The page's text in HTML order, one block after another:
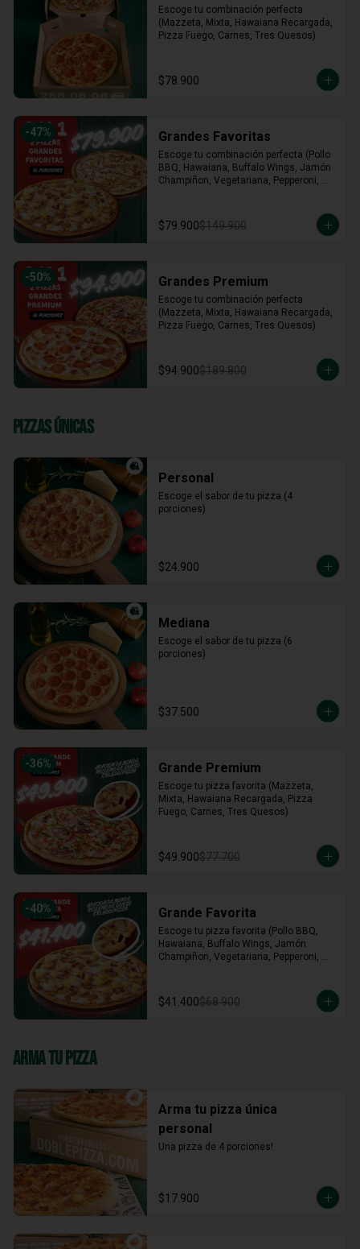
Escoge tu combinación perfecta
(Mazzeta, Mixta, Hawaiana Recargada,
Pizza Fuego, Carnes, Tres Quesos)
$78.900
-47% Grandes Favoritas
Escoge tu combinación perfecta (Pollo
BBQ, Hawaiana, Buffalo Wings, Jamón
Champiñon, Vegetariana, Pepperoni,
$79.900$149.900
-50% Grandes Premium
Escoge tu combinación perfecta
(Mazzeta, Mixta, Hawaiana Recargada,
Pizza Fuego, Carnes, Tres Quesos)
$94.900$189.800
Pizzas Únicas
Personal
Escoge el sabor de tu pizza (4
porciones)
$24.900
Mediana
Escoge el sabor de tu pizza (6
porciones)
$37.500
-36% Grande Premium
Escoge tu pizza favorita (Mazzeta,
Mixta, Hawaiana Recargada, Pizza
Fuego, Carnes, Tres Quesos)
$49.900$77.700
-40% Grande Favorita
Escoge tu pizza favorita (Pollo BBQ,
Hawaiana, Buffalo Wings, Jamón
Champiñon, Vegetariana, Pepperoni,
$41.400$68.900
Arma Tu Pizza
Arma tu pizza única
personal
Una pizza de 4 porciones!
$17.900